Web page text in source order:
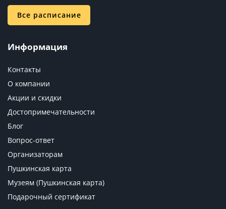
Все расписание
Информация
Контакты
О компании
Акции и скидки
Достопримечательности
Блог
Вопрос-ответ
Организаторам
Пушкинская карта
Музеям (Пушкинская карта)
Подарочный сертификат